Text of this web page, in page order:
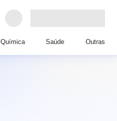
Química Saúde Outras